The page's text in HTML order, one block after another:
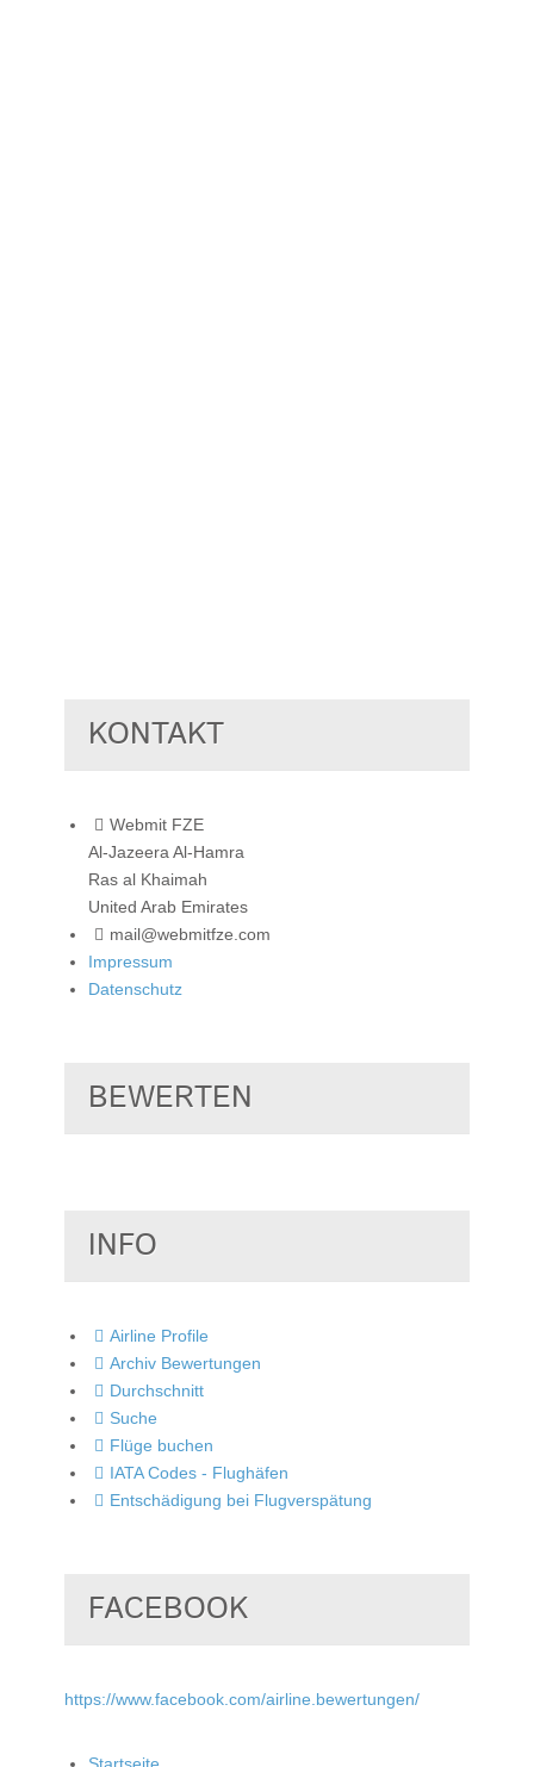
KONTAKT
Webmit FZE
Al-Jazeera Al-Hamra
Ras al Khaimah
United Arab Emirates
mail@webmitfze.com
Impressum
Datenschutz
BEWERTEN
INFO
Airline Profile
Archiv Bewertungen
Durchschnitt
Suche
Flüge buchen
IATA Codes - Flughäfen
Entschädigung bei Flugverspätung
FACEBOOK
https://www.facebook.com/airline.bewertungen/